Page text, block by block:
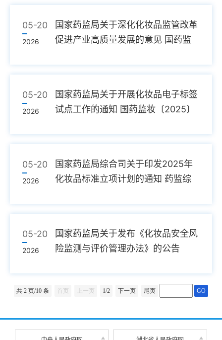
05-20
2026
国家药监局关于深化化妆品监管改革
促进产业高质量发展的意见 国药监
05-20
2026
国家药监局关于开展化妆品电子标签
试点工作的通知 国药监妆〔2025〕
05-20
2026
国家药监局综合司关于印发2025年
化妆品标准立项计划的通知 药监综
05-20
2026
国家药监局关于发布《化妆品安全风
险监测与评价管理办法》的公告
共 2 页/10 条 首页 上一页 1/2 下一页 尾页 GO